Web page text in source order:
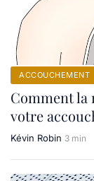
ACCOUCHEMENT
Comment
votre
Kévin Robin 3 min